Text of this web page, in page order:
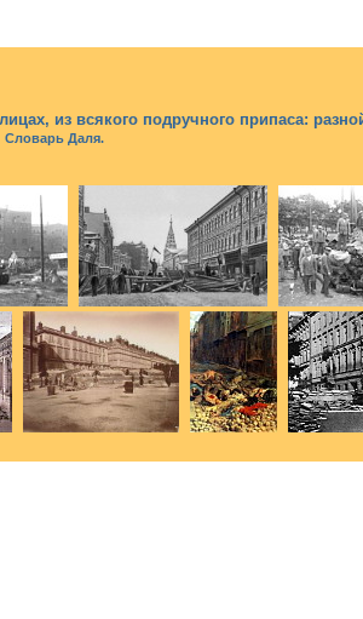
из всякого подручного припаса:
Словарь Даля.